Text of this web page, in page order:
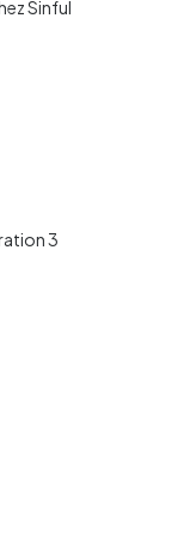
Sinful
3